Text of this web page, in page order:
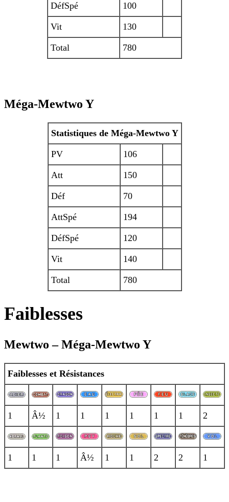
DéfSpé 100
Vit 130
Total 780
Méga-Mewtwo Y
Statistiques de Méga-Mewtwo Y
PV 106
Att 150
Déf 70
AttSpé 194
DéfSpé 120
Vit 140
Total 780
Faiblesses
Mewtwo – Méga-Mewtwo Y
Faiblesses et Résistances
1 Â½ 1 1 1 1 1 1 2
1 1 1 Â½ 1 1 2 2 1